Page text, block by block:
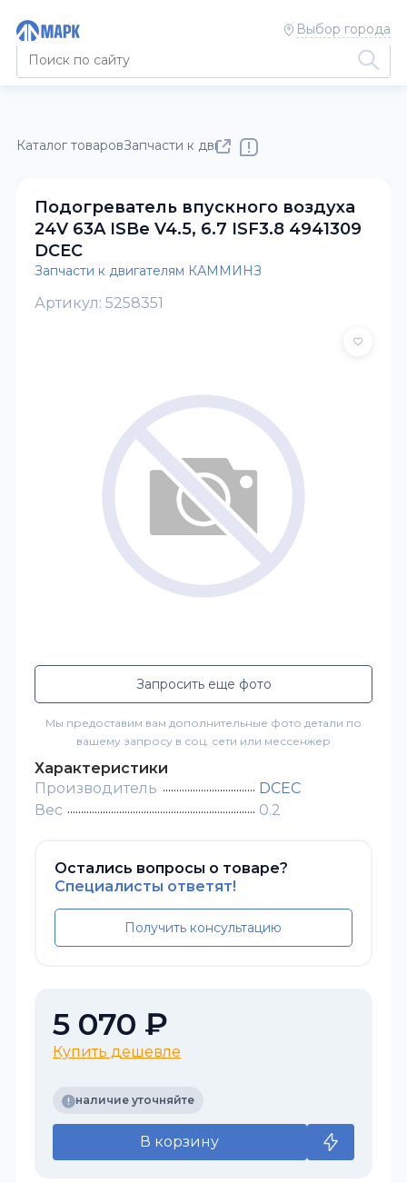
Выбор города
Каталог товаровЗапчасти к двигателям КАММИНЗ
Подогреватель впускного воздуха
24V 63A ISBe V4.5, 6.7 ISF3.8 4941309
DCEC
Запчасти к двигателям КАММИНЗ
Артикул: 5258351
Запросить еще фото
Мы предоставим вам дополнительные фото детали по
вашему запросу в соц. сети или мессенжер
Характеристики
Производитель
DCEC
Вес
0.2
Остались вопросы о товаре?
Специалисты ответят!
Получить консультацию
5 070 ₽
Купить дешевле
наличие уточняйте
В корзину